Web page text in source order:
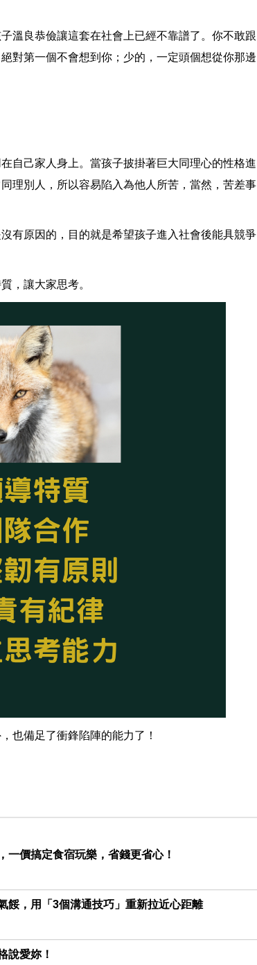
溫良恭儉讓這套在社會上已經不靠譜了。你不敢跟
對第一個不會想到你；少的，一定頭個想從你那邊
自己家人身上。當孩子披掛著巨大同理心的性格進
理別人，所以容易陷入為他人所苦，當然，苦差事
有原因的，目的就是希望孩子進入社會後能具競爭
，讓大家思考。
也備足了衝鋒陷陣的能力了！
一價搞定食宿玩樂，省錢更省心！
餒，用「3個溝通技巧」重新拉近心距離
說愛妳！